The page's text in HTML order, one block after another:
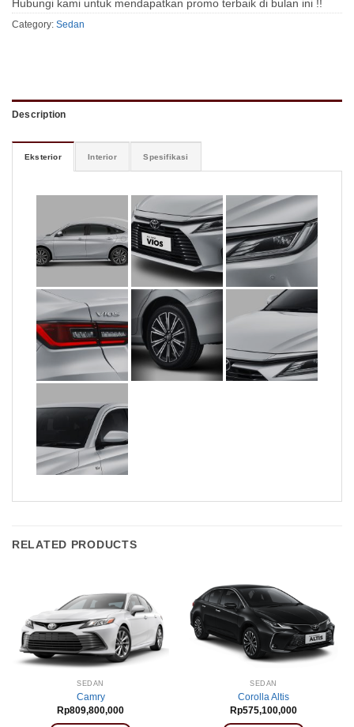
Hubungi kami untuk mendapatkan promo terbaik di bulan ini !!
Category: Sedan
Description
Eksterior Interior Spesifikasi
RELATED PRODUCTS
SEDAN
Camry
Rp809,800,000
SEDAN
Corolla Altis
Rp575,100,000